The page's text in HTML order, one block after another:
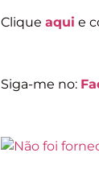
Clique aqui e
Siga-me no: